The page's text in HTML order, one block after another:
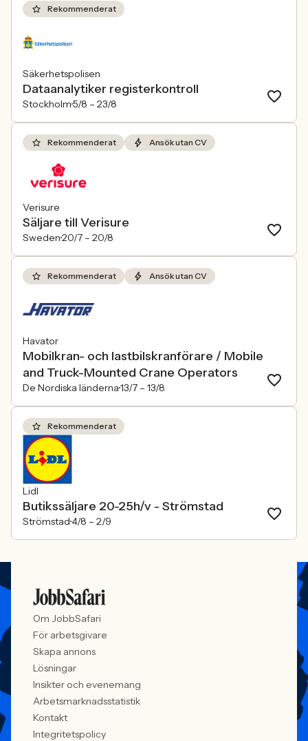
Rekommenderat
Säkerhetspolisen
Dataanalytiker registerkontroll
Stockholm5/8 – 23/8
Rekommenderat Ansök utan CV
Verisure
Säljare till Verisure
Sweden20/7 – 20/8
Rekommenderat Ansök utan CV
Havator
Mobilkran- och lastbilskranförare / Mobile
and Truck-Mounted Crane Operators
De Nordiska länderna13/7 – 13/8
Rekommenderat
Lidl
Butikssäljare 20-25h/v - Strömstad
Strömstad4/8 – 2/9
Om JobbSafari
För arbetsgivare
Skapa annons
Lösningar
Insikter och evenemang
Arbetsmarknadsstatistik
Kontakt
Integritetspolicy